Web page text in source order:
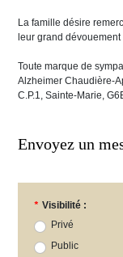
La famille désire
leur grand
Toute marque de
Alzheimer Chaudière-
C.P.1, Sainte-Marie,
Envoyez un
* Visibilité :
Privé
Public